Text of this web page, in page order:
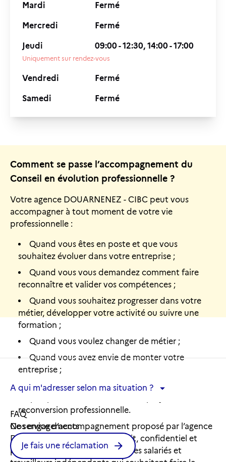
Mardi Fermé
Mercredi Fermé
Jeudi 09:00 - 12:30, 14:00 - 17:00
Uniquement sur rendez-vous
Vendredi Fermé
Samedi Fermé
Comment se passe l’accompagnement du
Conseil en évolution professionnelle ?
Votre agence DOUARNENEZ - CIBC peut vous
accompagner à tout moment de votre vie
professionnelle :
Quand vous êtes en poste et que vous
souhaitez évoluer dans votre entreprise ;
Quand vous vous demandez comment faire
reconnaître et valider vos compétences ;
Quand vous souhaitez progresser dans votre
métier, développer votre activité ou suivre une
formation ;
Quand vous voulez changer de métier ;
Quand vous avez envie de monter votre
entreprise ;
Quand vous envisagez de démissionner de votre
reconversion professionnelle.
Ce service d’accompagnement proposé par l’agence
DOUARNENEZ - CIBC est gratuit, confidentiel et
personnalisé. Il s'adresse à tous les salariés et
A qui m'adresser selon ma situation ?
A qui m'adresser selon ma situation ?
FAQ
Nos engagements
Je fais une réclamation